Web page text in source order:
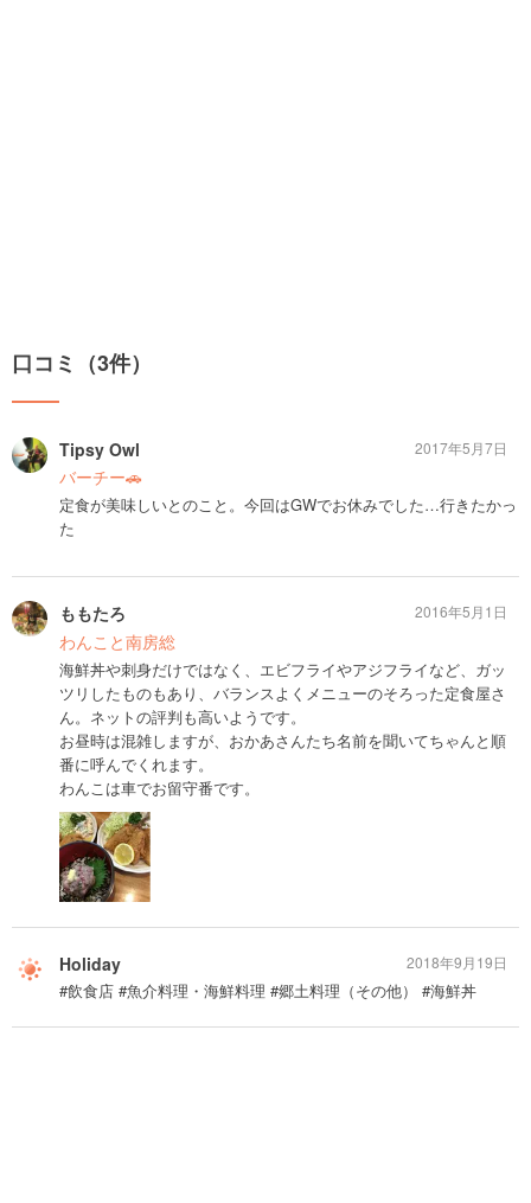
口コミ（3件）
Tipsy Owl
バーチー🚗
定食が美味しいとのこと。今回はGWでお休みでした…行きたかっ
た
2017年5月7日
ももたろ
わんこと南房総
海鮮丼や刺身だけではなく、エビフライやアジフライなど、ガッ
ツリしたものもあり、バランスよくメニューのそろった定食屋さ
ん。ネットの評判も高いようです。
お昼時は混雑しますが、おかあさんたち名前を聞いてちゃんと順
番に呼んでくれます。
わんこは車でお留守番です。
2016年5月1日
Holiday
#飲食店 #魚介料理・海鮮料理 #郷土料理（その他） #海鮮丼
2018年9月19日